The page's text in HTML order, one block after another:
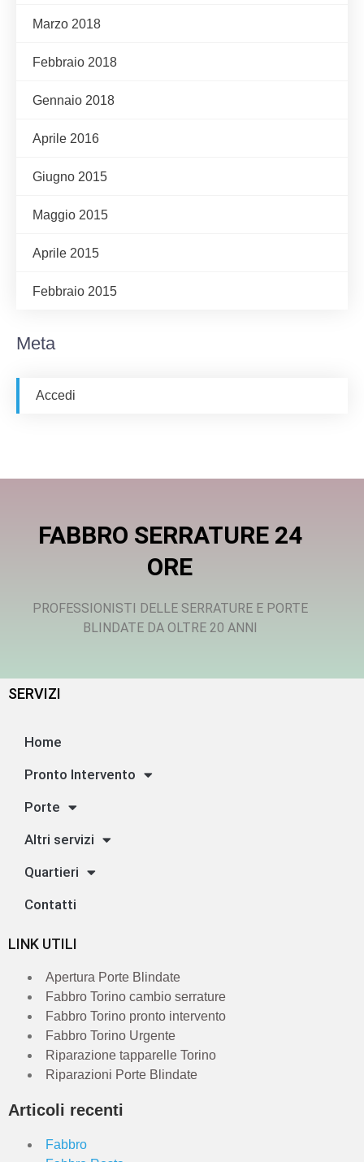
Marzo 2018
Febbraio 2018
Gennaio 2018
Aprile 2016
Giugno 2015
Maggio 2015
Aprile 2015
Febbraio 2015
Meta
Accedi
FABBRO SERRATURE 24
ORE
PROFESSIONISTI DELLE SERRATURE E PORTE
BLINDATE DA OLTRE 20 ANNI
SERVIZI
Home
Pronto Intervento
Porte
Altri servizi
Quartieri
Contatti
LINK UTILI
Apertura Porte Blindate
Fabbro Torino cambio serrature
Fabbro Torino pronto intervento
Fabbro Torino Urgente
Riparazione tapparelle Torino
Riparazioni Porte Blindate
Articoli recenti
Fabbro